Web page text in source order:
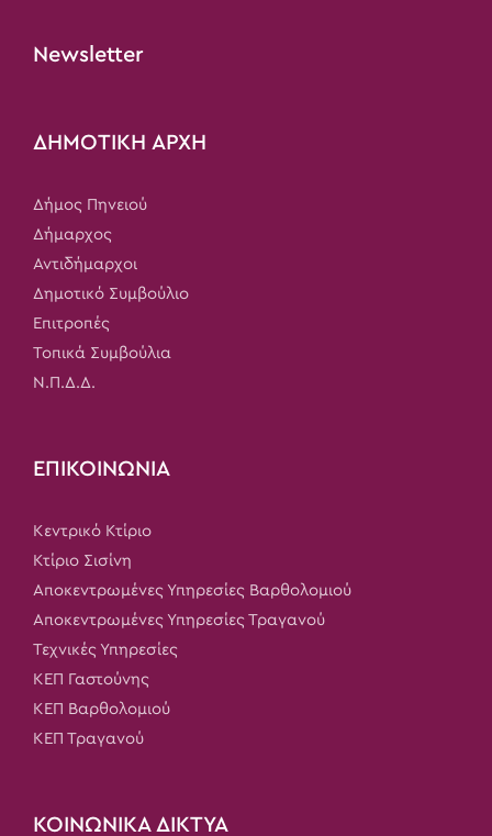
Newsletter
ΔΗΜΟΤΙΚΗ ΑΡΧΗ
Δήμος Πηνειού
Δήμαρχος
Αντιδήμαρχοι
Δημοτικό Συμβούλιο
Επιτροπές
Τοπικά Συμβούλια
Ν.Π.Δ.Δ.
ΕΠΙΚΟΙΝΩΝΙΑ
Κεντρικό Κτίριο
Κτίριο Σισίνη
Αποκεντρωμένες Υπηρεσίες Βαρθολομιού
Αποκεντρωμένες Υπηρεσίες Τραγανού
Τεχνικές Υπηρεσίες
ΚΕΠ Γαστούνης
ΚΕΠ Βαρθολομιού
ΚΕΠ Τραγανού
ΚΟΙΝΩΝΙΚΑ ΔΙΚΤΥΑ